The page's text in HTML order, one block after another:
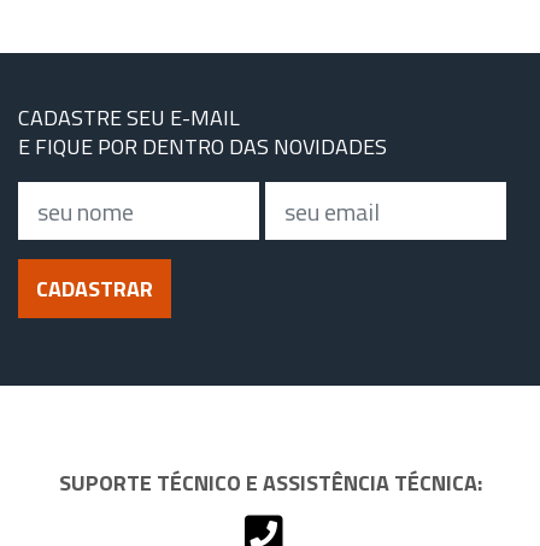
CADASTRE SEU E-MAIL
E FIQUE POR DENTRO DAS NOVIDADES
CADASTRAR
SUPORTE TÉCNICO E ASSISTÊNCIA TÉCNICA: